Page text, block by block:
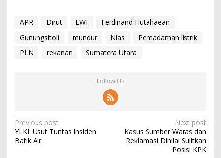
APR Dirut EWI
Ferdinand Hutahaean
Gunungsitoli
mundur Nias
Pemadaman listrik
PLN
rekanan Sumatera Utara
Follow Us
P
o
Previous post
YLKI: Usut Tuntas Insiden
Batik Air
Next post
Kasus Sumber Waras dan
Reklamasi Dinilai Sulitkan
Posisi KPK